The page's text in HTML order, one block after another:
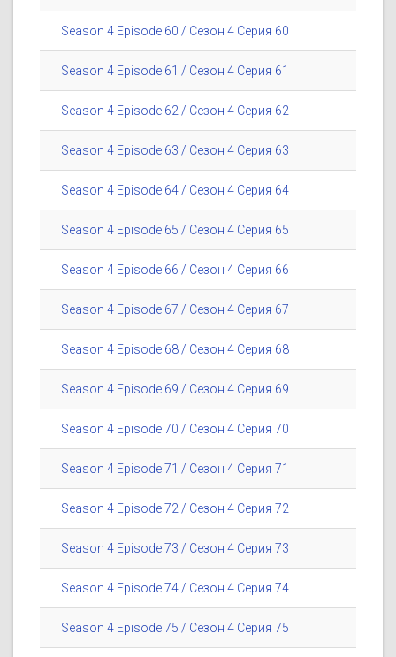
Season 4 Episode 60 / Сезон 4 Серия 60
Season 4 Episode 61 / Сезон 4 Серия 61
Season 4 Episode 62 / Сезон 4 Серия 62
Season 4 Episode 63 / Сезон 4 Серия 63
Season 4 Episode 64 / Сезон 4 Серия 64
Season 4 Episode 65 / Сезон 4 Серия 65
Season 4 Episode 66 / Сезон 4 Серия 66
Season 4 Episode 67 / Сезон 4 Серия 67
Season 4 Episode 68 / Сезон 4 Серия 68
Season 4 Episode 69 / Сезон 4 Серия 69
Season 4 Episode 70 / Сезон 4 Серия 70
Season 4 Episode 71 / Сезон 4 Серия 71
Season 4 Episode 72 / Сезон 4 Серия 72
Season 4 Episode 73 / Сезон 4 Серия 73
Season 4 Episode 74 / Сезон 4 Серия 74
Season 4 Episode 75 / Сезон 4 Серия 75